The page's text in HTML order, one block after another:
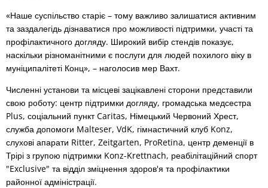
«Наше суспільство старіє – тому важливо залишатися активним
та заздалегідь дізнаватися про можливості підтримки, участі та
профілактичного догляду. Широкий вибір стендів показує,
наскільки різноманітними є послуги для людей похилого віку в
муніципалітеті Конц», – наголосив мер Вахт.
Численні установи та місцеві зацікавлені сторони представили
свою роботу: центр підтримки догляду, громадська медсестра
Plus, соціальний пункт Caritas, Німецький Червоний Хрест,
служба допомоги Malteser, VdK, гімнастичний клуб Konz,
слухові апарати Ritter, Zeitgarten, ProRetina, центр деменції в
Трірі з групою підтримки Konz-Krettnach, реабілітаційний спорт
"Exclusive" та відділ зміцнення здоров'я та профілактики
районної адміністрації.